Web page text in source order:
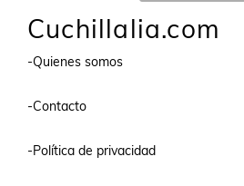
Cuchillalia.com
-Quienes somos
-Contacto
-Política de privacidad